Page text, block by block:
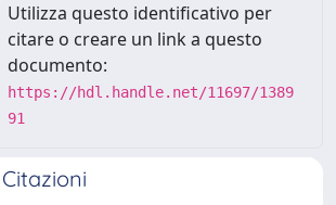
Utilizza questo identificativo per
citare o creare un link a questo
documento:
https://hdl.handle.net/11697/1389
91
Citazioni